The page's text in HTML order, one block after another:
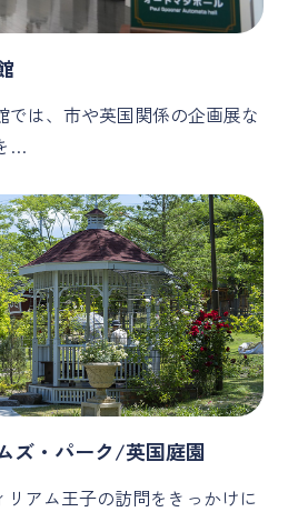
は、市や英国関係の企画展な
…
ズ・パーク/英国庭園
リアム王子の訪問をきっかけに